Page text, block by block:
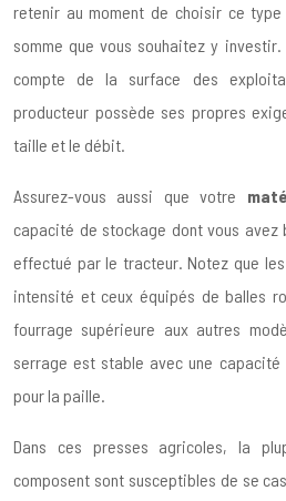
retenir au moment de choisir ce
somme que vous souhaitez y
compte de la surface des
producteur possède ses propres
taille et le débit.
Assurez-vous aussi que votre
capacité de stockage dont vous avez
effectué par le tracteur. Notez que les
intensité et ceux équipés de balles
fourrage supérieure aux autres
serrage est stable avec une
pour la paille.
Dans ces presses agricoles, la
composent sont susceptibles de se